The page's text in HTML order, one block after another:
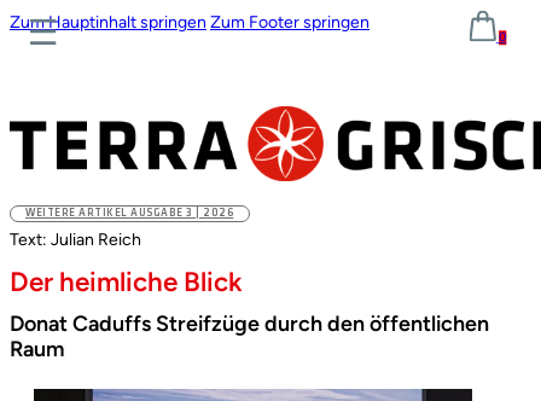
Zum Hauptinhalt springen Zum Footer springen
0
WEITERE ARTIKEL AUSGABE 3 | 2026
Text: Julian Reich
Der heimliche Blick
Donat Caduffs Streifzüge durch den öffentlichen
Raum